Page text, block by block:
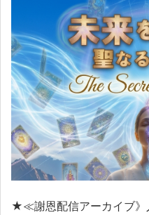
★≪謝恩配信アーカイブ》